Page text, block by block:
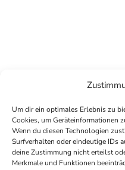
Um dir ein optimales Erlebnis zu
Cookies, um Geräteinformationen
Wenn du diesen Technologien
Surfverhalten oder eindeutige IDs
deine Zustimmung nicht erteilst
Merkmale und Funktionen
COPYRIGHTANTENNE